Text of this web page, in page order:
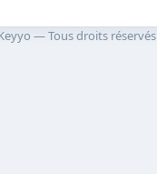
— Tous droits réservés